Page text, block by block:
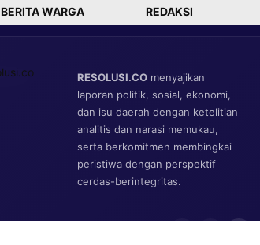
BERITA WARGA REDAKSI
RESOLUSI.CO menyajikan
laporan politik, sosial, ekonomi,
dan isu daerah dengan ketelitian
analitis dan narasi memukau,
serta berkomitmen membingkai
peristiwa dengan perspektif
cerdas-berintegritas.